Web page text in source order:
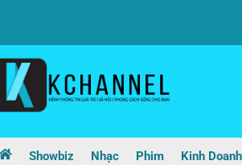
Showbiz Nhạc Phim Kinh Doanh